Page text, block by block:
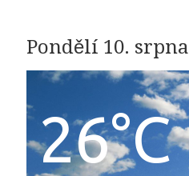
Pondělí 10. srpna
26°C